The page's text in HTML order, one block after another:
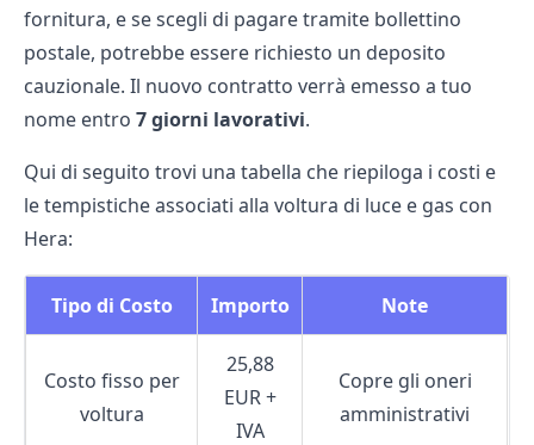
fornitura, e se scegli di pagare tramite bollettino
postale, potrebbe essere richiesto un deposito
cauzionale. Il nuovo contratto verrà emesso a tuo
nome entro 7 giorni lavorativi.
Qui di seguito trovi una tabella che riepiloga i costi e
le tempistiche associati alla voltura di luce e gas con
Hera:
Tipo di Costo Importo Note
Costo fisso per
voltura
25,88
EUR +
IVA
Copre gli oneri
amministrativi